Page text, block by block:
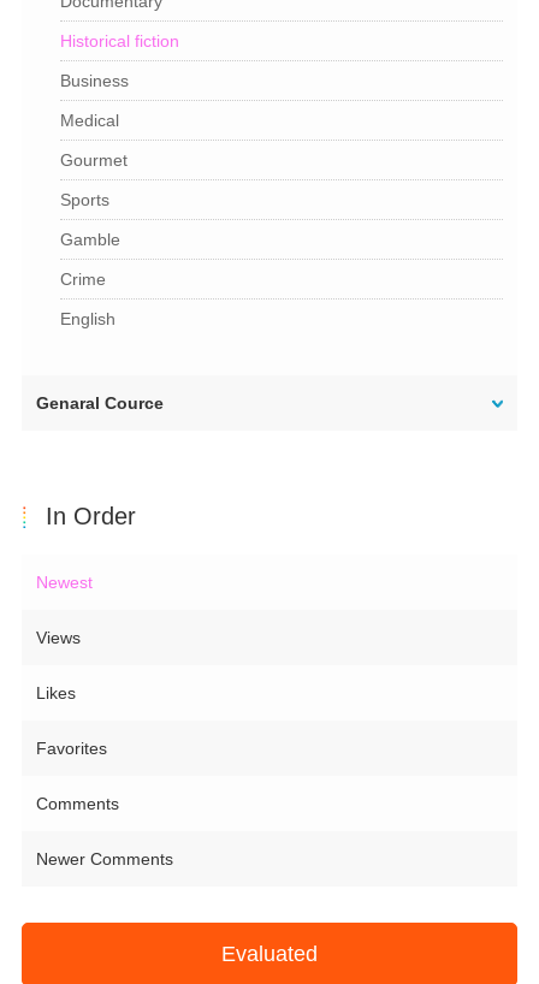
Historical fiction
Business
Medical
Gourmet
Sports
Gamble
Crime
English
Genaral Cource
In Order
Newest
Views
Likes
Favorites
Comments
Newer Comments